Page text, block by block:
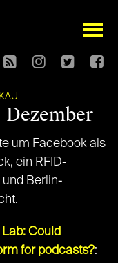
open
um Facebook als
ein RFID-
und Berlin-
Could
for podcasts?: